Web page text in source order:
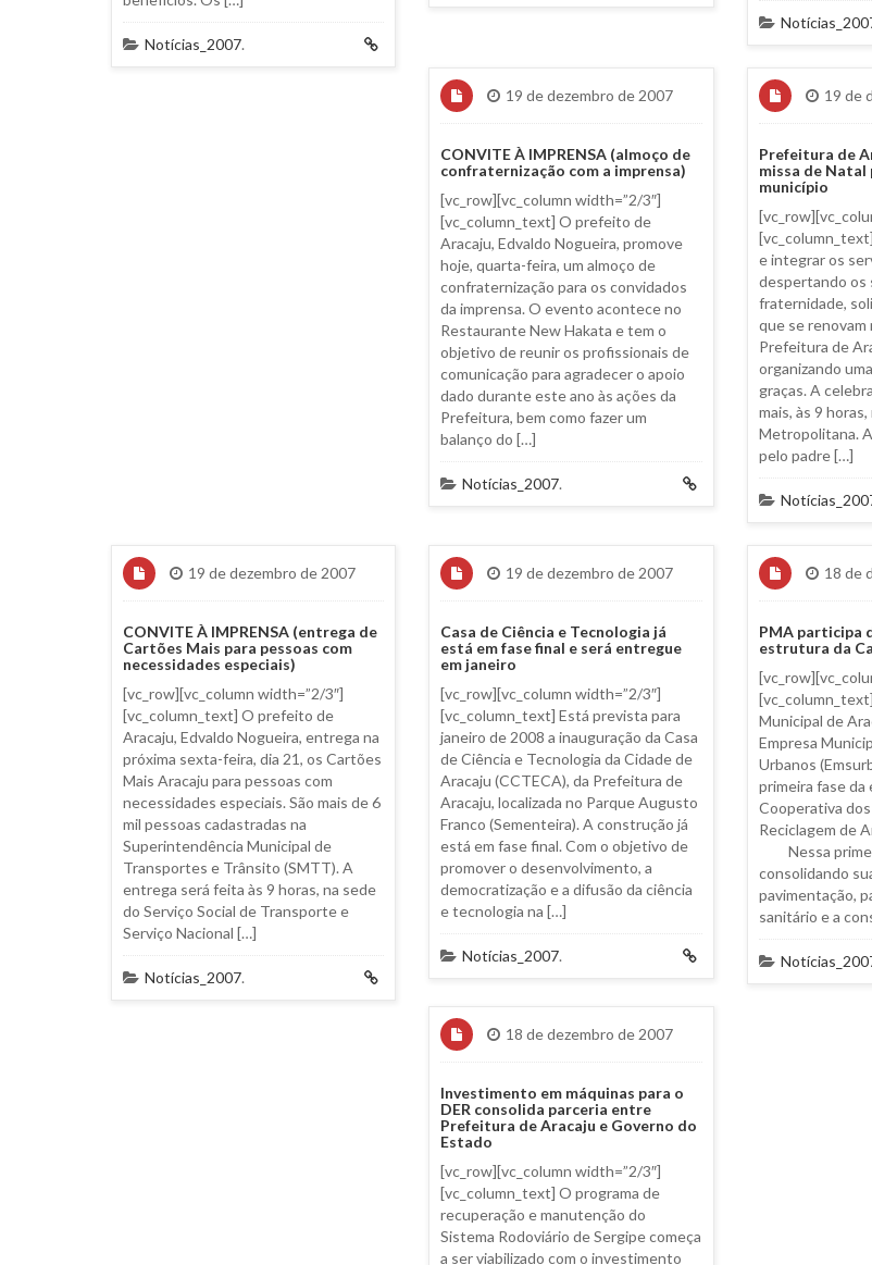
Notícias_2007.
19 de dezembro de 2007
CONVITE À IMPRENSA (almoço de
confraternização com a imprensa)
[vc_row][vc_column width=”2/3″]
[vc_column_text] O prefeito de
Aracaju, Edvaldo Nogueira, promove
hoje, quarta-feira, um almoço de
confraternização para os convidados
da imprensa. O evento acontece no
Restaurante New Hakata e tem o
objetivo de reunir os profissionais de
comunicação para agradecer o apoio
dado durante este ano às ações da
Prefeitura, bem como fazer um
balanço do […]
Notícias_2007.
19 de
Prefeitura de
missa de Natal
município
e integrar os
despertando
fraternidade,
que se renovam
Prefeitura de
organizando
graças. A
mais, às 9
Metropolitana.
pelo padre […]
19 de dezembro de 2007
CONVITE À IMPRENSA (entrega de
Cartões Mais para pessoas com
necessidades especiais)
[vc_row][vc_column width=”2/3″]
[vc_column_text] O prefeito de
Aracaju, Edvaldo Nogueira, entrega na
próxima sexta-feira, dia 21, os Cartões
Mais Aracaju para pessoas com
necessidades especiais. São mais de 6
mil pessoas cadastradas na
Superintendência Municipal de
Transportes e Trânsito (SMTT). A
entrega será feita às 9 horas, na sede
do Serviço Social de Transporte e
Serviço Nacional […]
Notícias_2007.
19 de dezembro de 2007
Casa de Ciência e Tecnologia já
está em fase final e será entregue
em janeiro
[vc_row][vc_column width=”2/3″]
[vc_column_text] Está prevista para
janeiro de 2008 a inauguração da Casa
de Ciência e Tecnologia da Cidade de
Aracaju (CCTECA), da Prefeitura de
Aracaju, localizada no Parque Augusto
Franco (Sementeira). A construção já
está em fase final. Com o objetivo de
promover o desenvolvimento, a
democratização e a difusão da ciência
e tecnologia na […]
Notícias_2007.
18 de
PMA participa
estrutura da
Municipal de
Empresa
Urbanos
primeira fase
Cooperativa
Reciclagem
Nessa
consolidando
pavimentação,
sanitário e a
18 de dezembro de 2007
Investimento em máquinas para o
DER consolida parceria entre
Prefeitura de Aracaju e Governo do
Estado
[vc_row][vc_column width=”2/3″]
[vc_column_text] O programa de
recuperação e manutenção do
Sistema Rodoviário de Sergipe começa
a ser viabilizado com o investimento